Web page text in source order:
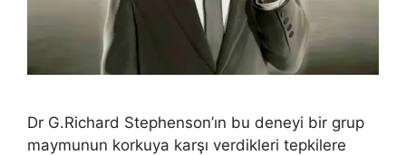
Dr G.Richard Stephenson’ın bu deneyi bir grup
maymunun korkuya karşı verdikleri tepkilere